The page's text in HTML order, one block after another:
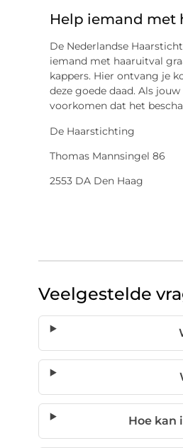
Help iemand met
De Nederlandse
iemand met haaruitval
kappers. Hier ontvang je
deze goede daad. Als
voorkomen dat het
De Haarstichting
Thomas Mannsingel 86
2553 DA Den Haag
Veelgestelde
Hoe kan